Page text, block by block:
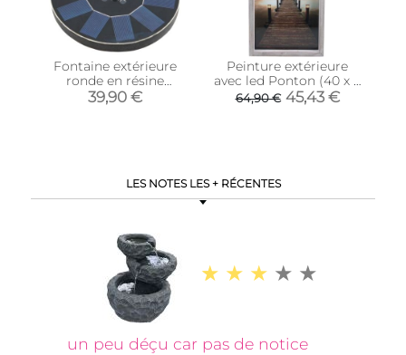
Fontaine extérieure
ronde en résine
alimentation solaire
(Fontaine + batterie +
39,90 €
Peinture extérieure
avec led Ponton (40 x 7
x 60 cm)
64,90 € 45,43 €
LES NOTES LES + RÉCENTES
un peu déçu car pas de notice